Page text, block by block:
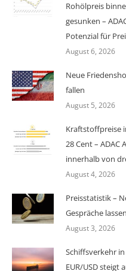
Rohölpreis
gesunken –
Potenzial für
August 6, 2026
Neue
fallen
August 5, 2026
Kraftstoffpreise
28 Cent – ADAC
innerhalb von
August 4, 2026
Preisstatistik –
Gespräche
August 3, 2026
Schiffsverkehr
EUR/USD steigt